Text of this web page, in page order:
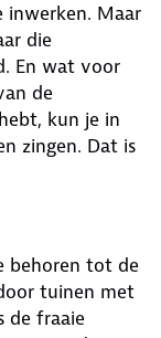
inwerken. Maar
die
En wat voor
de
kun je in
zingen. Dat is
behoren tot de
tuinen met
de fraaie